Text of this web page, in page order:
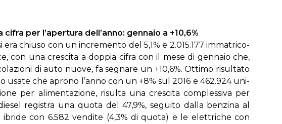
per l’a­per­tu­ra del­l’an­no: gen­na­io a +10,6%
era chiu­so con un in­cre­men­to del 5,1% e 2.015.177 im­ma­tri­co­
con una cre­sci­ta a dop­pia ci­fra con il me­se di gen­na­io che,
di au­to nuo­ve, fa se­gna­re un +10,6%. Ot­ti­mo ri­sul­ta­to
usa­te che apro­no l’an­no con un +8% sul 2016 e 462.924 uni­
per ali­men­ta­zio­ne, ri­sul­ta una cre­sci­ta com­ples­si­va per
re­gi­stra una quo­ta del 47,9%, se­gui­to dal­la ben­zi­na al
ibri­de con 6.582 ven­di­te (4,3% di quo­ta) e le elet­tri­che con